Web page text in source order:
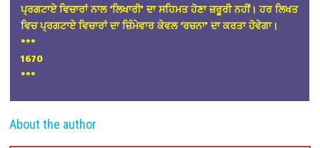
ਪ੍ਰਗਟਾਏ ਵਿਚਾਰਾਂ ਨਾਲ ‘ਲਿਖਾਰੀ’ ਦਾ ਸਹਿਮਤ ਹੋਣਾ ਜ਼ਰੂਰੀ ਨਹੀਂ। ਹਰ ਲਿਖਤ
ਵਿਚ ਪ੍ਰਗਟਾਏ ਵਿਚਾਰਾਂ ਦਾ ਜ਼ਿੰਮੇਵਾਰ ਕੇਵਲ ‘ਰਚਨਾ’ ਦਾ ਕਰਤਾ ਹੋਵੇਗਾ।
***
1670
***
About the author